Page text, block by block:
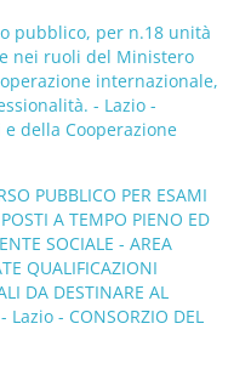
pubblico, per n.18 unità
nei ruoli del Ministero
internazionale,
- Lazio -
della Cooperazione
PUBBLICO PER ESAMI
A TEMPO PIENO ED
SOCIALE - AREA
QUALIFICAZIONI
DA DESTINARE AL
Lazio - CONSORZIO DEL